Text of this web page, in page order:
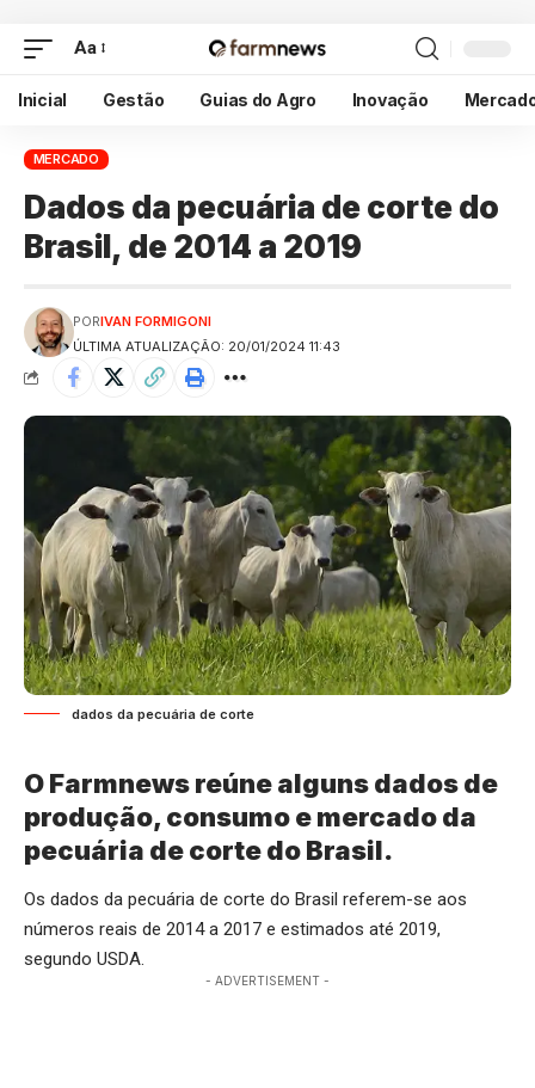
Aa
Inicial Gestão Guias do Agro Inovação
MERCADO
Dados da pecuária de corte do
Brasil, de 2014 a 2019
ÚLTIMA ATUALIZAÇÃO: 20/01/2024 11:43
PORIVAN FORMIGONI
dados da pecuária de corte
O Farmnews reúne alguns dados de
produção, consumo e mercado da
pecuária de corte do Brasil.
Os dados da pecuária de corte do Brasil referem-se aos
números reais de 2014 a 2017 e estimados até 2019,
segundo USDA.
- ADVERTISEMENT -